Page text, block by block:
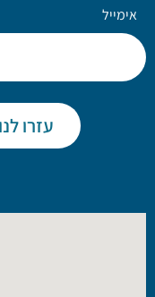
אימייל
עזרו